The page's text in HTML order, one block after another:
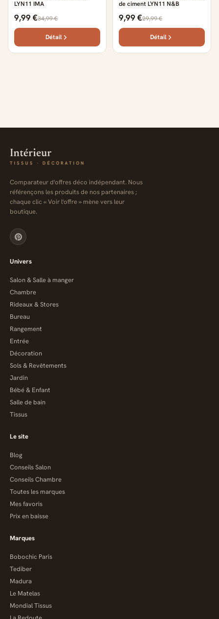
LYN11 IMA
9,99 €34,99 €
Détail
de ciment LYN11 N&B
9,99 €29,99 €
Détail
Comparateur d'offres déco indépendant. Nous
référençons les produits de nos partenaires ;
chaque clic « Voir l'offre » mène vers leur
boutique.
Univers
Salon & Salle à manger
Chambre
Rideaux & Stores
Bureau
Rangement
Entrée
Décoration
Sols & Revêtements
Jardin
Bébé & Enfant
Salle de bain
Tissus
Le site
Blog
Conseils Salon
Conseils Chambre
Toutes les marques
Mes favoris
Prix en baisse
Marques
Bobochic Paris
Tediber
Madura
Le Matelas
Mondial Tissus